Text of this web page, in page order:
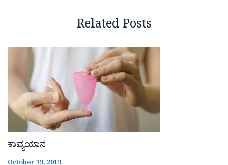
Related Posts
ಕಾವ್ಯಯಾನ